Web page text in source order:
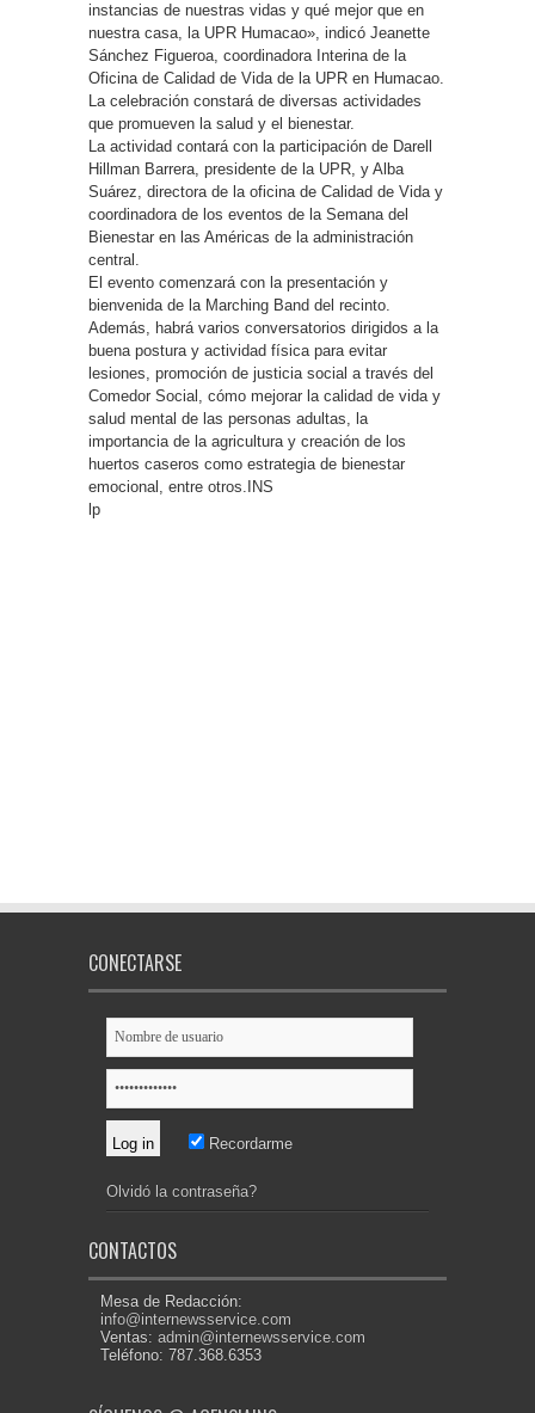
instancias de nuestras vidas y qué mejor que en
nuestra casa, la UPR Humacao», indicó Jeanette
Sánchez Figueroa, coordinadora Interina de la
Oficina de Calidad de Vida de la UPR en Humacao.
La celebración constará de diversas actividades
que promueven la salud y el bienestar.
La actividad contará con la participación de Darell
Hillman Barrera, presidente de la UPR, y Alba
Suárez, directora de la oficina de Calidad de Vida y
coordinadora de los eventos de la Semana del
Bienestar en las Américas de la administración
central.
El evento comenzará con la presentación y
bienvenida de la Marching Band del recinto.
Además, habrá varios conversatorios dirigidos a la
buena postura y actividad física para evitar
lesiones, promoción de justicia social a través del
Comedor Social, cómo mejorar la calidad de vida y
salud mental de las personas adultas, la
importancia de la agricultura y creación de los
huertos caseros como estrategia de bienestar
emocional, entre otros.INS
lp
CONECTARSE
Recordarme
Olvidó la contraseña?
CONTACTOS
Mesa de Redacción:
info@internewsservice.com
Ventas: admin@internewsservice.com
Teléfono: 787.368.6353